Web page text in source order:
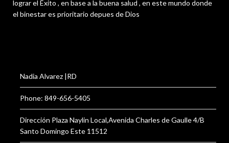
lograr el Éxito , en base a la buena salud , en este mundo donde
el binestar es prioritario depues de Dios
Nadia Alvarez |RD
Phone: 849-656-5405
Dirección Plaza Naylin Local,Avenida Charles de Gaulle 4/B
Santo Domingo Este 11512